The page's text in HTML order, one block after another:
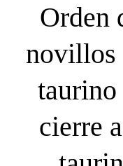
Orden
novillos
taurino
cierre